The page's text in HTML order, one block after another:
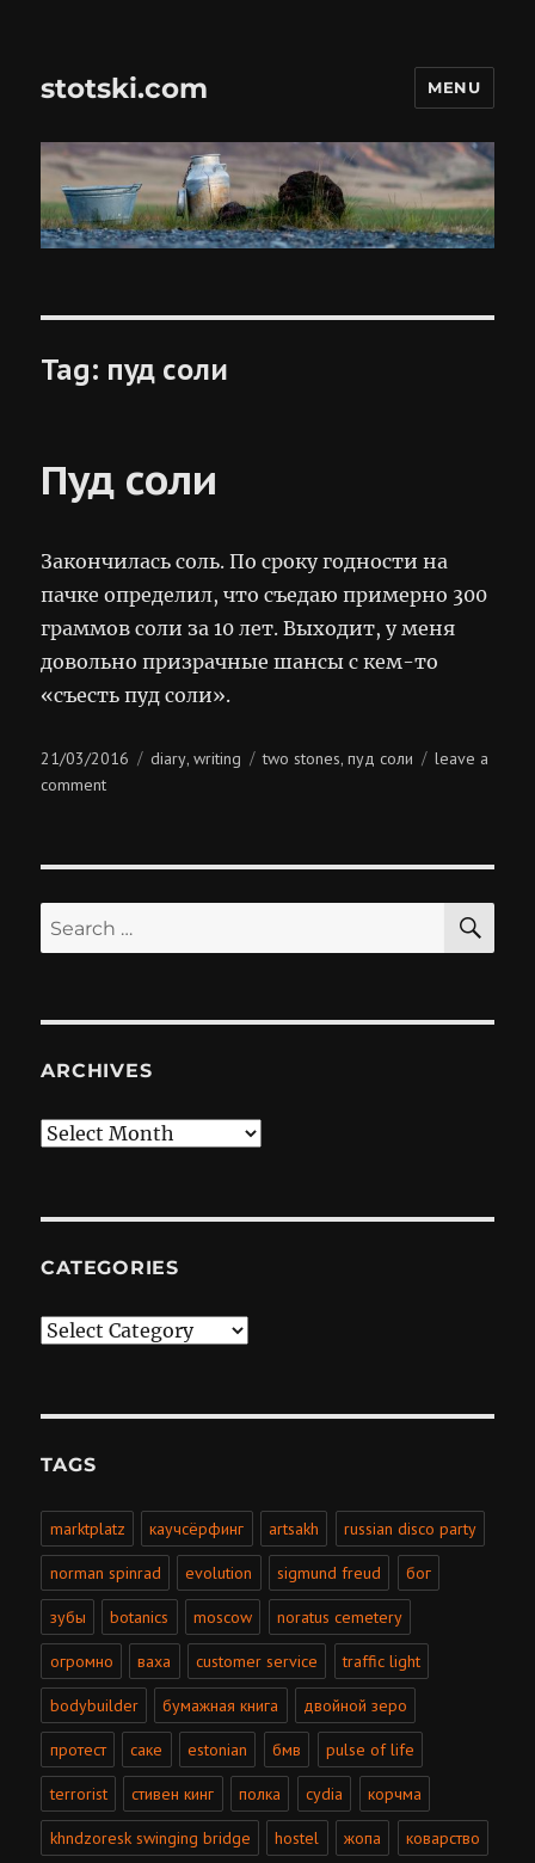
stotski.com MENU
Tag: пуд соли
Пуд соли
Закончилась соль. По сроку годности на
пачке определил, что съедаю примерно 300
граммов соли за 10 лет. Выходит, у меня
довольно призрачные шансы с кем-то
«съесть пуд соли».
Posted
on
21/03/2016 Categories
diary,writing Tags
two stones,пуд соли
leave a
commenton
Search
for:
ARCHIVES
Archives
CATEGORIES
Categories
TAGS
marktplatz каучсёрфинг artsakh russian disco party
norman spinrad evolution sigmund freud бог
зубы botanics moscow noratus cemetery
огромно ваха customer service traffic light
bodybuilder бумажная книга двойной зеро
протест саке estonian бмв pulse of life
terrorist стивен кинг полка cydia корчма
khndzoresk swinging bridge hostel жопа коварство